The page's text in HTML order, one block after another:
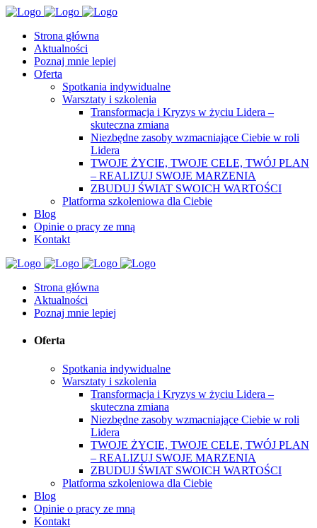
Strona główna
Aktualności
Poznaj mnie lepiej
Oferta
Spotkania indywidualne
Warsztaty i szkolenia
Transformacja i Kryzys w życiu Lidera –
skuteczna zmiana
Niezbędne zasoby wzmacniające Ciebie w roli
Lidera
TWOJE ŻYCIE, TWOJE CELE, TWÓJ PLAN
– REALIZUJ SWOJE MARZENIA
ZBUDUJ ŚWIAT SWOICH WARTOŚCI
Platforma szkoleniowa dla Ciebie
Blog
Opinie o pracy ze mną
Kontakt
Strona główna
Aktualności
Poznaj mnie lepiej
Oferta
Spotkania indywidualne
Warsztaty i szkolenia
Transformacja i Kryzys w życiu Lidera –
skuteczna zmiana
Niezbędne zasoby wzmacniające Ciebie w roli
Lidera
TWOJE ŻYCIE, TWOJE CELE, TWÓJ PLAN
– REALIZUJ SWOJE MARZENIA
ZBUDUJ ŚWIAT SWOICH WARTOŚCI
Platforma szkoleniowa dla Ciebie
Blog
Opinie o pracy ze mną
Kontakt